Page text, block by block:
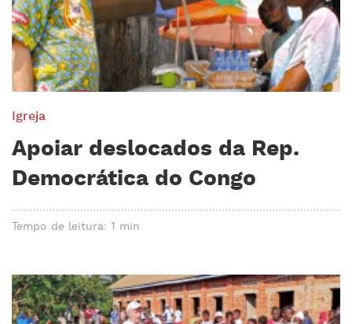
Igreja
Apoiar deslocados da Rep.
Democrática do Congo
Tempo de leitura: 1 min